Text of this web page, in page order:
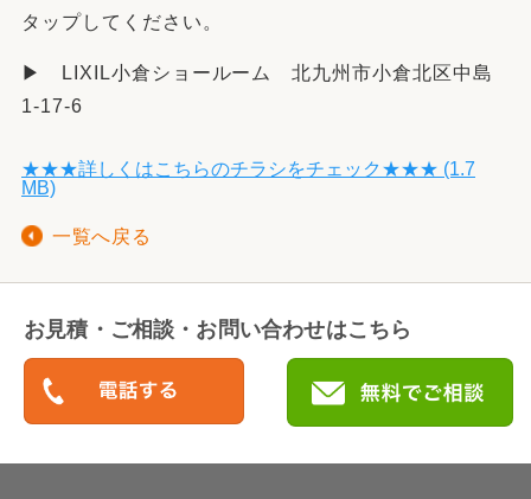
タップしてください。
▶ LIXIL小倉ショールーム 北九州市小倉北区中島
1-17-6
★★★詳しくはこちらのチラシをチェック★★★ (1.7
MB)
一覧へ戻る
お見積・ご相談・お問い合わせはこちら